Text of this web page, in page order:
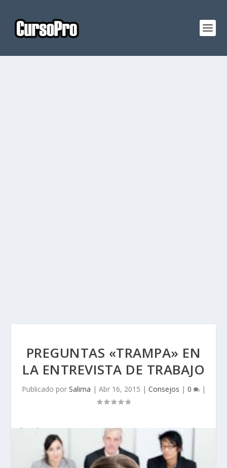
PREGUNTAS «TRAMPA» EN
LA ENTREVISTA DE TRABAJO
Publicado por Salima | Abr 16, 2015 | Consejos | 0 |